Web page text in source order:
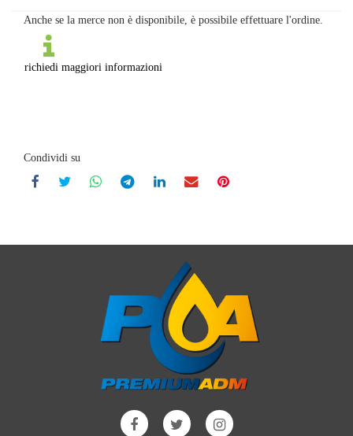
Anche se la merce non è disponibile, è possibile effettuare l'ordine.
richiedi maggiori informazioni
Condividi su